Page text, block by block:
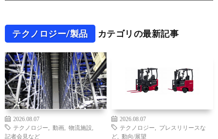
テクノロジー/製品 カテゴリの最新記事
2026.08.07
テクノロジー
動画 物流施設
記者会見など
2026.08.07
テクノロジー
プレスリリースな
ど
動向/展望